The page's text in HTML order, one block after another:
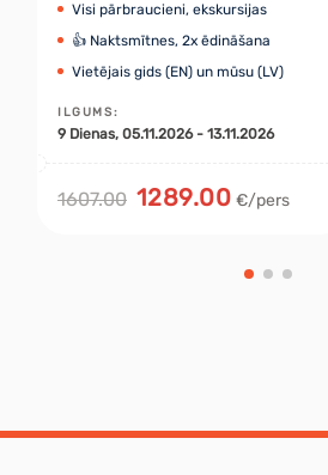
Visi pārbraucieni, ekskursijas
👍 Naktsmītnes, 2x ēdināšana
Vietējais gids (EN) un mūsu (LV)
ILGUMS:
9 Dienas, 05.11.2026 - 13.11.2026
1607.00 1289.00 €/pers